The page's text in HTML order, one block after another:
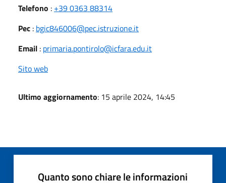
Telefono : +39 0363 88314
Pec : bgic846006@pec.istruzione.it
Email : primaria.pontirolo@icfara.edu.it
Sito web
Ultimo aggiornamento: 15 aprile 2024, 14:45
Quanto sono chiare le informazioni